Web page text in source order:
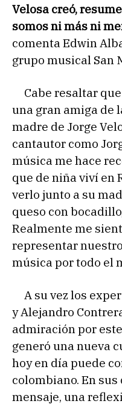
Velosa creó,
somos ni más ni
comenta Edwin
grupo musical San
Cabe resaltar que
una gran amiga de
madre de Jorge
cantautor como
música me hace
que de niña viví en
verlo junto a su
queso con
Realmente me
representar
música por todo el
A su vez los
y Alejandro
admiración por
generó una nueva
hoy en día puede
colombiano. En
mensaje, una